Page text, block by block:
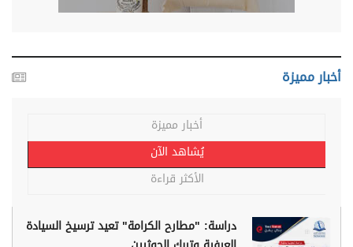
أخبار مميزة
أخبار مميزة
يُشاهد الآن
الأكثر قراءة
دراسة: "مطارح الكرامة" تعيد ترسيخ السيادة